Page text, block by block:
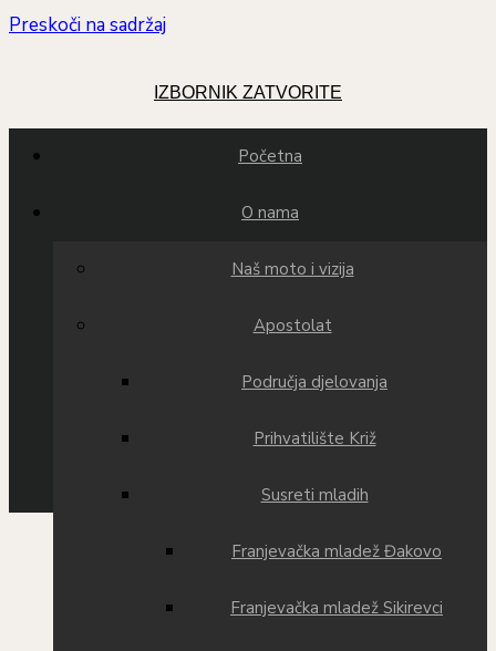
Preskoči na sadržaj
IZBORNIK ZATVORITE
Početna
O nama
Naš moto i vizija
Apostolat
Područja djelovanja
Prihvatilište Križ
Susreti mladih
Franjevačka mladež Đakovo
Franjevačka mladež Sikirevci